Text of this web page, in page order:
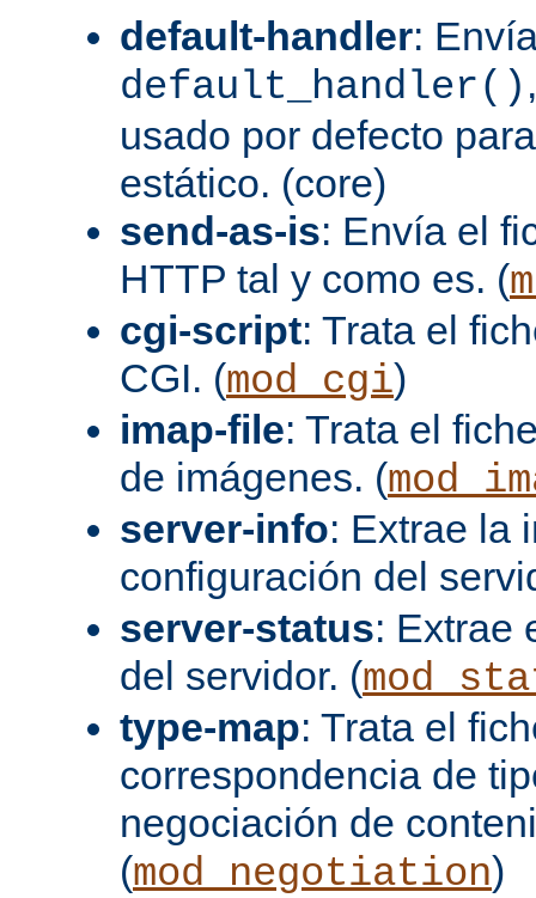
default-handler:
default_handler()
usado por defecto
estático. (core)
send-as-is: Envía el
HTTP tal y como es. (
cgi-script: Trata el
CGI. (mod_cgi)
imap-file: Trata el
de imágenes. (
server-info: Extrae la
configuración del
server-status: Extrae
del servidor. (
type-map: Trata el
correspondencia de
negociación de
(mod_negotiation)